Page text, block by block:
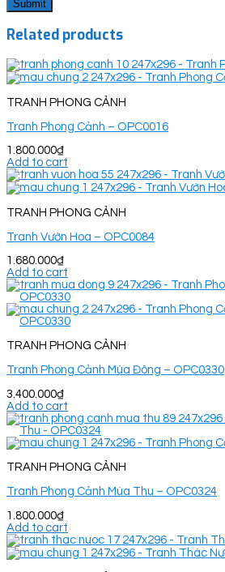
Related products
TRANH PHONG CẢNH
Tranh Phong Cảnh – OPC0016
1.800.000₫
Add to cart
TRANH PHONG CẢNH
Tranh Vườn Hoa – OPC0084
1.680.000₫
Add to cart
TRANH PHONG CẢNH
Tranh Phong Cảnh Mùa Đông – OPC0330
3.400.000₫
Add to cart
TRANH PHONG CẢNH
Tranh Phong Cảnh Mùa Thu – OPC0324
1.800.000₫
Add to cart